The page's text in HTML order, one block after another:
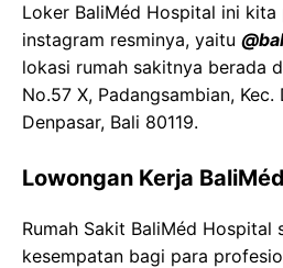
Loker BaliMéd Hospital ini kita
instagram resminya, yaitu
lokasi rumah sakitnya berada
No.57 X, Padangsambian, Kec.
Denpasar, Bali 80119.
Lowongan Kerja
Rumah Sakit BaliMéd Hospital
kesempatan bagi para